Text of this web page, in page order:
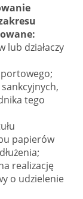
lub działaczy
tego
papierów
realizację
o udzielenie